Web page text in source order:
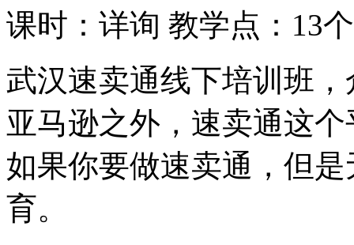
课时：详询 教学点：13个
武汉速卖通线下培训班
亚马逊之外，速卖通这
如果你要做速卖通，但
育。